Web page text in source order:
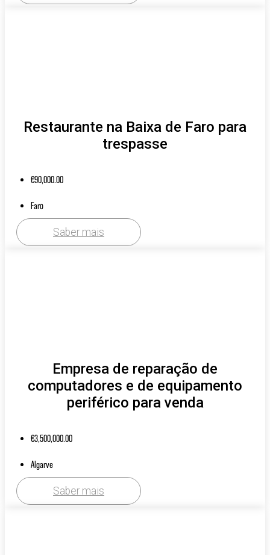
Restaurante na Baixa de Faro para
trespasse
€90,000.00
Faro
Saber mais
Empresa de reparação de
computadores e de equipamento
periférico para venda
€3,500,000.00
Algarve
Saber mais